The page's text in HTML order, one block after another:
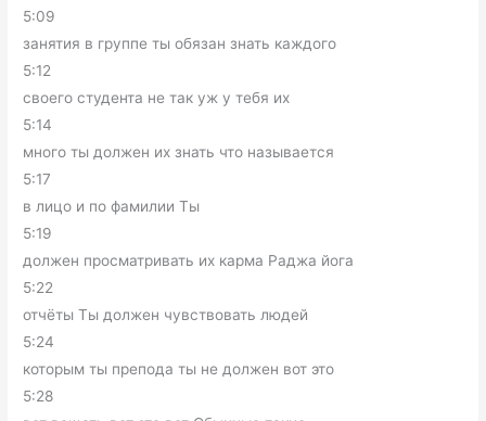
5:09
занятия в группе ты обязан знать каждого
5:12
своего студента не так уж у тебя их
5:14
много ты должен их знать что называется
5:17
в лицо и по фамилии Ты
5:19
должен просматривать их карма Раджа йога
5:22
отчёты Ты должен чувствовать людей
5:24
которым ты препода ты не должен вот это
5:28